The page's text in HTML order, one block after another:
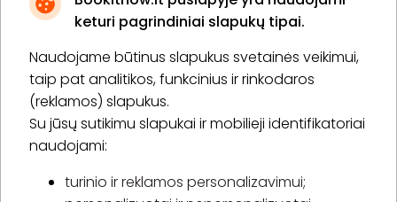
keturi pagrindiniai slapukų tipai.
Naudojame būtinus slapukus svetainės veikimui,
taip pat analitikos, funkcinius ir rinkodaros
(reklamos) slapukus.
Su jūsų sutikimu slapukai ir mobilieji identifikatoriai
naudojami:
turinio ir reklamos personalizavimui;
* Susipažinau su privatumo politika
Prenumeruoti